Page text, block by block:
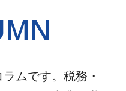
ムです。税務・